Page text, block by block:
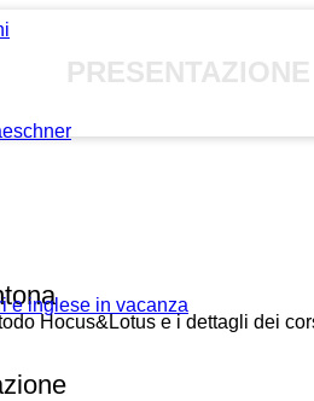
e inglese in vacanza
Hocus&Lotus e i dettagli dei